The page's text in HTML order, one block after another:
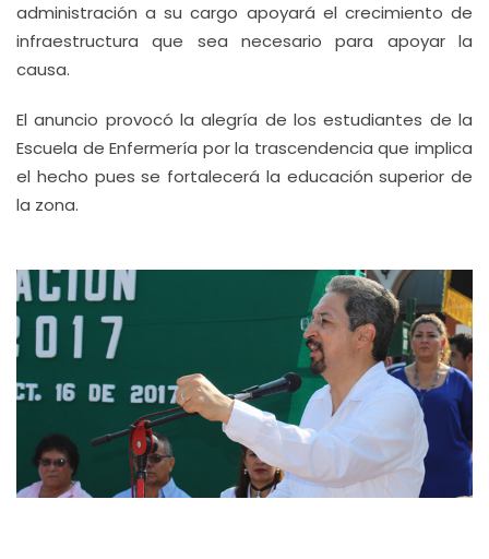
administración a su cargo apoyará el crecimiento de
infraestructura que sea necesario para apoyar la
causa.
El anuncio provocó la alegría de los estudiantes de la
Escuela de Enfermería por la trascendencia que implica
el hecho pues se fortalecerá la educación superior de
la zona.